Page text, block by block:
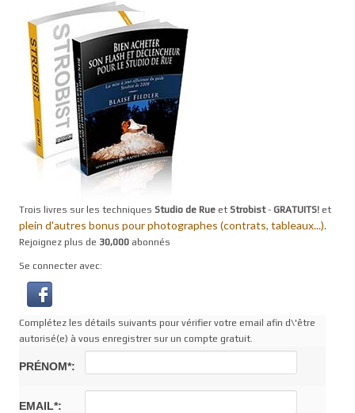
Trois livres sur les techniques Studio de Rue et Strobist- GRATUITS! et
plein d'autres bonus pour photographes (contrats, tableaux...).
Rejoignez plus de 30,000 abonnés
Se connecter avec:
Complétez les détails suivants pour vérifier votre email afin d\'être
autorisé(e) à vous enregistrer sur un compte gratuit.
PRÉNOM*:
EMAIL*: